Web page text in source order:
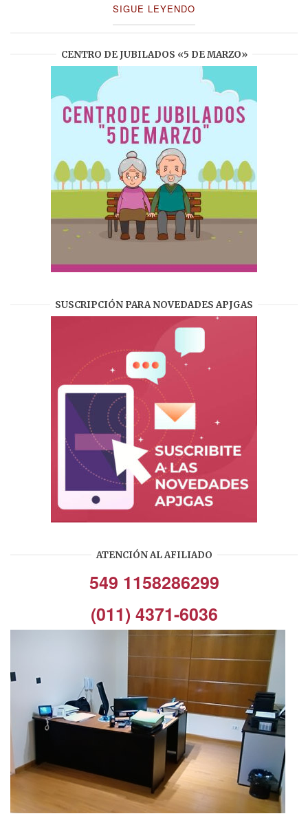
SIGUE LEYENDO
CENTRO DE JUBILADOS «5 DE MARZO»
SUSCRIPCIÓN PARA NOVEDADES APJGAS
ATENCIÓN AL AFILIADO
549 1158286299
(011) 4371-6036